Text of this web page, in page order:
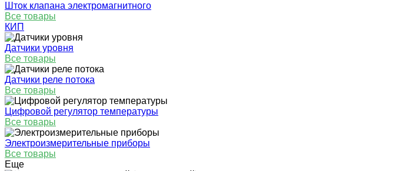
Шток клапана электромагнитного
Все товары
КИП
Датчики уровня
Все товары
Датчики реле потока
Все товары
Цифровой регулятор температуры
Все товары
Электроизмерительные приборы
Все товары
Еще